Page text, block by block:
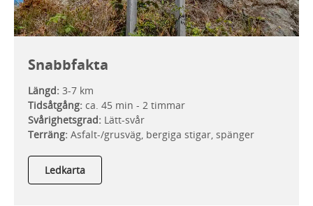
Snabbfakta
Längd: 3-7 km
Tidsåtgång: ca. 45 min - 2 timmar
Svårighetsgrad: Lätt-svår
Terräng: Asfalt-/grusväg, bergiga stigar, spänger
Ledkarta